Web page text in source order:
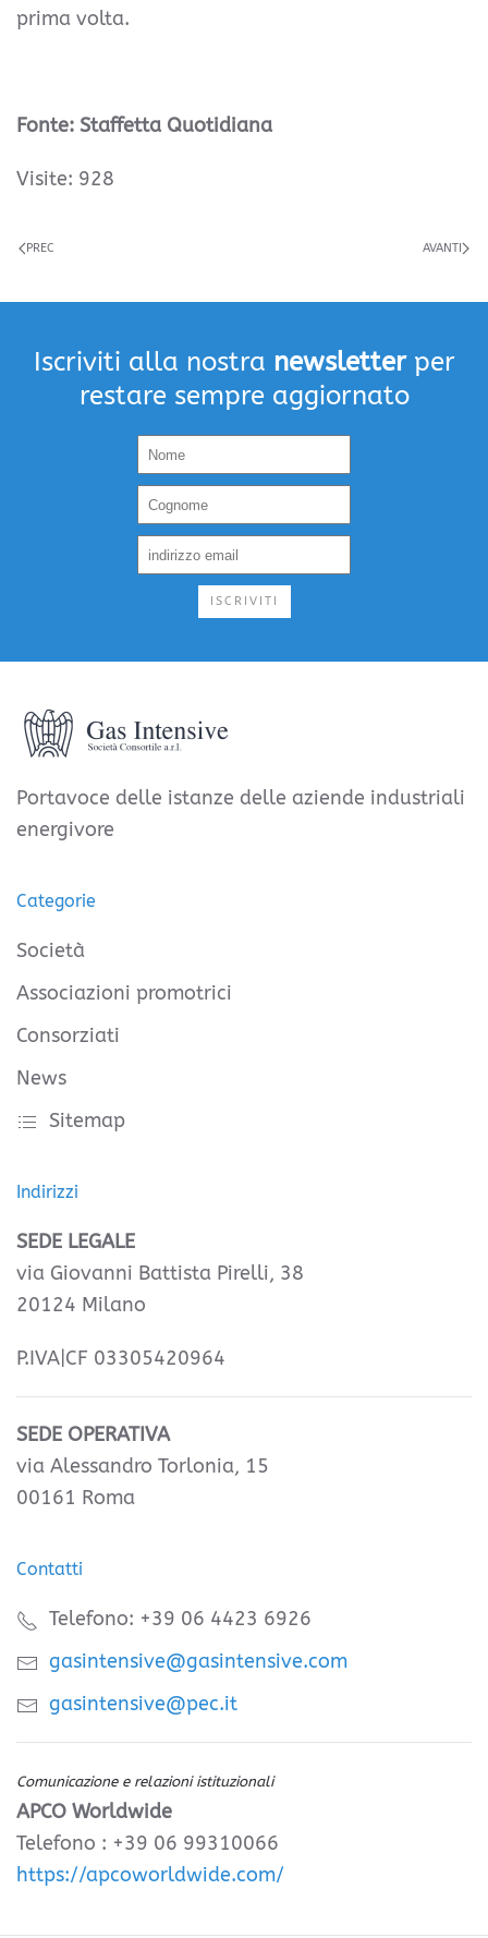
prima volta.
Fonte: Staffetta Quotidiana
Visite: 928
PREC AVANTI
Iscriviti alla nostra newsletterper
restare sempre aggiornato
ISCRIVITI
Portavoce delle istanze delle aziende industriali
energivore
Categorie
Società
Associazioni promotrici
Consorziati
News
Sitemap
Indirizzi
SEDE LEGALE
via Giovanni Battista Pirelli, 38
20124 Milano
P.IVA|CF 03305420964
SEDE OPERATIVA
via Alessandro Torlonia, 15
00161 Roma
Contatti
Telefono: +39 06 4423 6926
gasintensive@gasintensive.com
gasintensive@pec.it
Comunicazione e relazioni istituzionali
APCO Worldwide
Telefono : +39 06 99310066
https://apcoworldwide.com/